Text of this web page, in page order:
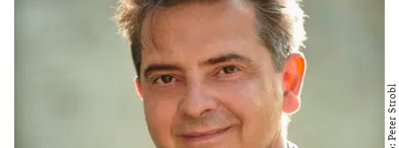
Foto: Peter Strobl